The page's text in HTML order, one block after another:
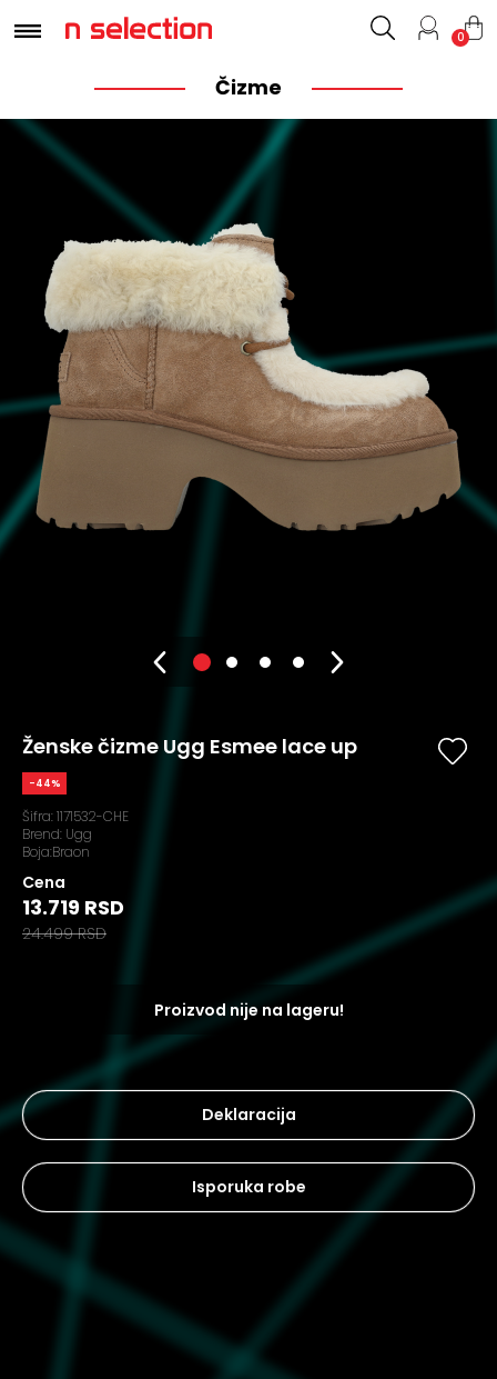
0
Čizme
Ženske čizme Ugg Esmee lace up
-44%
Šifra:1171532-CHE
Brend: Ugg
Boja:Braon
Cena
13.719 RSD
24.499 RSD
Proizvod nije na lageru!
Deklaracija
Isporuka robe